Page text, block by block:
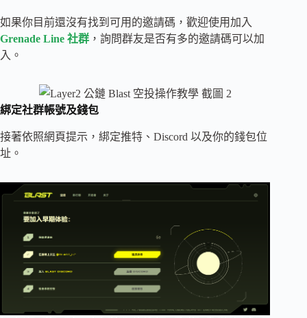
如果你目前還沒有找到可用的邀請碼，歡迎使用加入
Grenade Line 社群 ，詢問群友是否有多的邀請碼可以加
入。
綁定社群帳號及錢包
接著依照網頁提示，綁定推特、Discord 以及你的錢包位
址。